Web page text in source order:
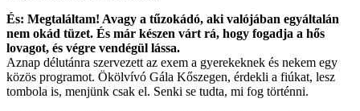
És: Megtaláltam! Avagy a tűzokádó, aki valójában egyáltalán
nem okád tüzet. És már készen várt rá, hogy fogadja a hős
lovagot, és végre vendégül lássa.
Aznap délutánra szervezett az exem a gyerekeknek és nekem egy
közös programot. Ökölvívó Gála Kőszegen, érdekli a fiúkat, lesz
tombola is, menjünk csak el. Senki se tudta, mi fog történni.